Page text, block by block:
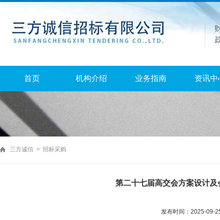
首页 机构介绍 业务指南 资讯中
三方诚信 > 招标采购
第二十七届高交会方案设计
发布时间：2025-09-